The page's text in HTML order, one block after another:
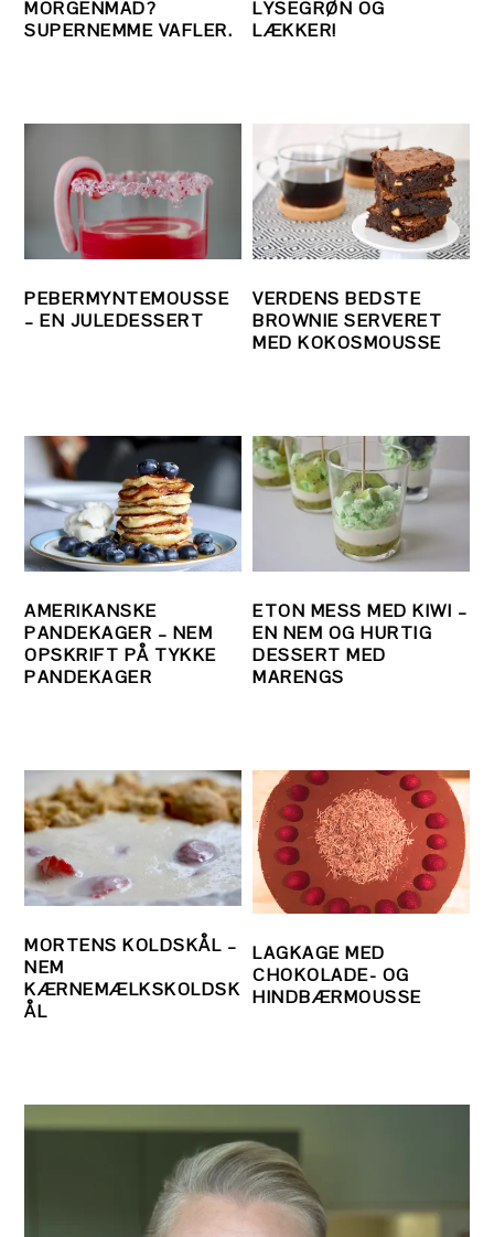
MORGENMAD?
SUPERNEMME VAFLER.
LYSEGRØN OG
LÆKKER!
PEBERMYNTEMOUSSE
– EN JULEDESSERT
VERDENS BEDSTE
BROWNIE SERVERET
MED KOKOSMOUSSE
AMERIKANSKE
PANDEKAGER – NEM
OPSKRIFT PÅ TYKKE
PANDEKAGER
ETON MESS MED KIWI –
EN NEM OG HURTIG
DESSERT MED
MARENGS
MORTENS KOLDSKÅL –
NEM
KÆRNEMÆLKSKOLDSK
ÅL
LAGKAGE MED
CHOKOLADE- OG
HINDBÆRMOUSSE
PRIMÆR